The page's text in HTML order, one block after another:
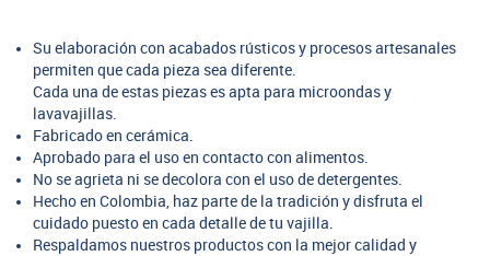
Su elaboración con acabados rústicos y procesos artesanales
permiten que cada pieza sea diferente.
Cada una de estas piezas es apta para microondas y
lavavajillas.
Fabricado en cerámica.
Aprobado para el uso en contacto con alimentos.
No se agrieta ni se decolora con el uso de detergentes.
Hecho en Colombia, haz parte de la tradición y disfruta el
cuidado puesto en cada detalle de tu vajilla.
Respaldamos nuestros productos con la mejor calidad y